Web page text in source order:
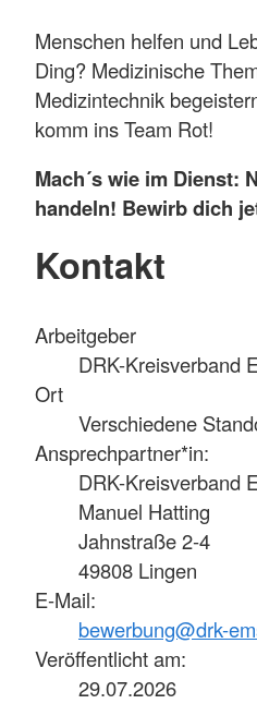
Menschen helfen und
Ding? Medizinische
Medizintechnik
komm ins Team Rot!
Mach´s wie im Dienst:
handeln! Bewirb dich
Kontakt
Arbeitgeber
DRK-Kreisverband
Ort
Verschiedene
Ansprechpartner*in:
DRK-Kreisverband
Manuel Hatting
Jahnstraße 2-4
49808 Lingen
E-Mail:
bewerbung@drk-
Veröffentlicht am:
29.07.2026